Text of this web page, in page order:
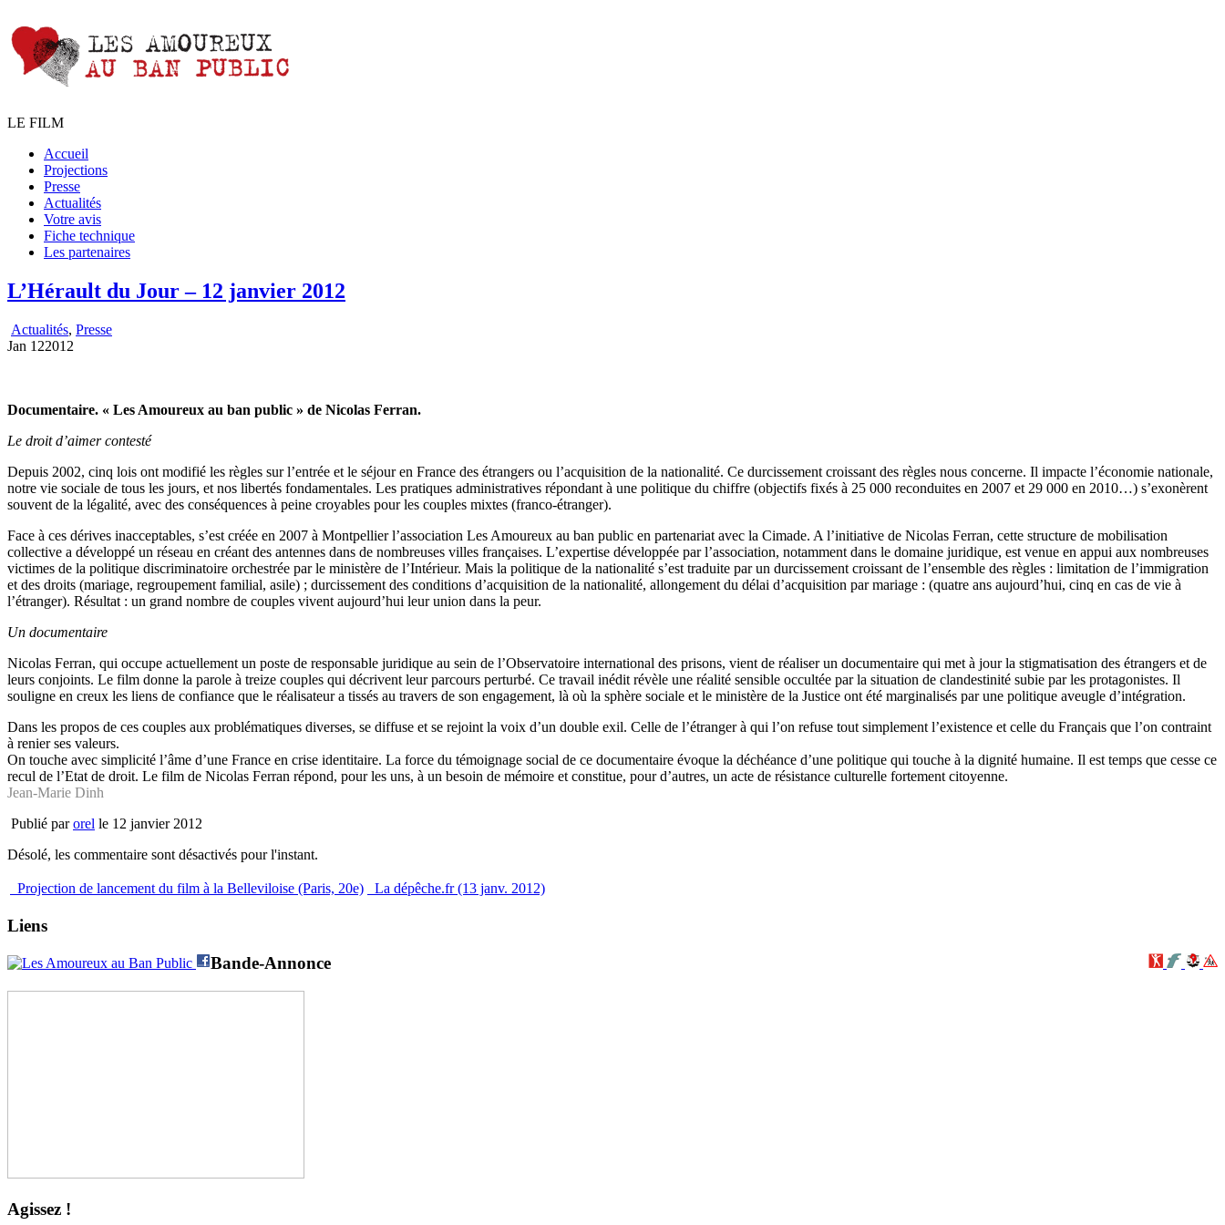
LE FILM
Accueil
Projections
Presse
Actualités
Votre avis
Fiche technique
Les partenaires
L’Hérault du Jour – 12 janvier 2012
Actualités, Presse
Jan 122012
Documentaire. « Les Amoureux au ban public » de Nicolas Ferran.
Le droit d’aimer contesté
Depuis 2002, cinq lois ont modifié les règles sur l’entrée et le séjour en France des étrangers ou l’acquisition de la nationalité. Ce durcissement croissant des règles nous concerne. Il impacte l’économie nationale,
notre vie sociale de tous les jours, et nos libertés fondamentales. Les pratiques administratives répondant à une politique du chiffre (objectifs fixés à 25 000 reconduites en 2007 et 29 000 en 2010…) s’exonèrent
souvent de la légalité, avec des conséquences à peine croyables pour les couples mixtes (franco-étranger).
Face à ces dérives inacceptables, s’est créée en 2007 à Montpellier l’association Les Amoureux au ban public en partenariat avec la Cimade. A l’initiative de Nicolas Ferran, cette structure de mobilisation
collective a développé un réseau en créant des antennes dans de nombreuses villes françaises. L’expertise développée par l’association, notamment dans le domaine juridique, est venue en appui aux nombreuses
victimes de la politique discriminatoire orchestrée par le ministère de l’Intérieur. Mais la politique de la nationalité s’est traduite par un durcissement croissant de l’ensemble des règles : limitation de l’immigration
et des droits (mariage, regroupement familial, asile) ; durcissement des conditions d’acquisition de la nationalité, allongement du délai d’acquisition par mariage : (quatre ans aujourd’hui, cinq en cas de vie à
l’étranger). Résultat : un grand nombre de couples vivent aujourd’hui leur union dans la peur.
Un documentaire
Nicolas Ferran, qui occupe actuellement un poste de responsable juridique au sein de l’Observatoire international des prisons, vient de réaliser un documentaire qui met à jour la stigmatisation des étrangers et de
leurs conjoints. Le film donne la parole à treize couples qui décrivent leur parcours perturbé. Ce travail inédit révèle une réalité sensible occultée par la situation de clandestinité subie par les protagonistes. Il
souligne en creux les liens de confiance que le réalisateur a tissés au travers de son engagement, là où la sphère sociale et le ministère de la Justice ont été marginalisés par une politique aveugle d’intégration.
Dans les propos de ces couples aux problématiques diverses, se diffuse et se rejoint la voix d’un double exil. Celle de l’étranger à qui l’on refuse tout simplement l’existence et celle du Français que l’on contraint
à renier ses valeurs.
On touche avec simplicité l’âme d’une France en crise identitaire. La force du témoignage social de ce documentaire évoque la déchéance d’une politique qui touche à la dignité humaine. Il est temps que cesse ce
recul de l’Etat de droit. Le film de Nicolas Ferran répond, pour les uns, à un besoin de mémoire et constitue, pour d’autres, un acte de résistance culturelle fortement citoyenne.
Jean-Marie Dinh
Publié parorel le 12 janvier 2012
Désolé, les commentaire sont désactivés pour l'instant.
Projection de lancement du film à la Belleviloise (Paris, 20e) La dépêche.fr (13 janv. 2012)
Liens
Bande-Annonce
Agissez !